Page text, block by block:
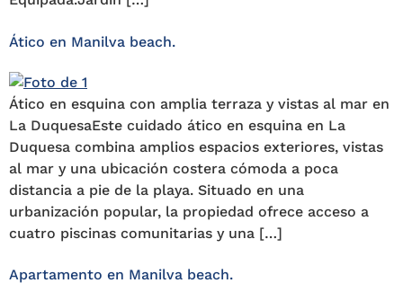
Ático en Manilva beach.
Ático en esquina con amplia terraza y vistas al mar en
La DuquesaEste cuidado ático en esquina en La
Duquesa combina amplios espacios exteriores, vistas
al mar y una ubicación costera cómoda a poca
distancia a pie de la playa. Situado en una
urbanización popular, la propiedad ofrece acceso a
cuatro piscinas comunitarias y una […]
Apartamento en Manilva beach.